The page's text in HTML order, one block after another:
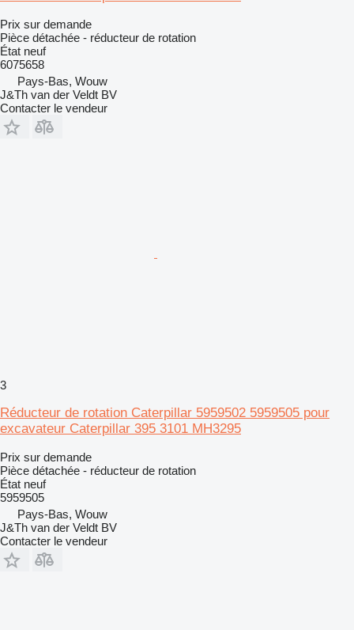
Prix sur demande
Pièce détachée - réducteur de rotation
État neuf
6075658
Pays-Bas, Wouw
J&Th van der Veldt BV
Contacter le vendeur
3
Réducteur de rotation Caterpillar 5959502 5959505 pour
excavateur Caterpillar 395 3101 MH3295
Prix sur demande
Pièce détachée - réducteur de rotation
État neuf
5959505
Pays-Bas, Wouw
J&Th van der Veldt BV
Contacter le vendeur